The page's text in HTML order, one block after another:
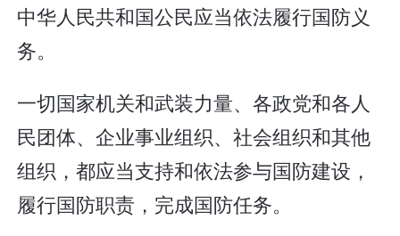
中华人民共和国公民应当依法履行国防义
务。
一切国家机关和武装力量、各政党和各人
民团体、企业事业组织、社会组织和其他
组织，都应当支持和依法参与国防建设，
履行国防职责，完成国防任务。